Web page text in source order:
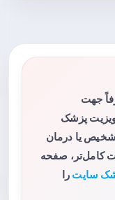
جهت
پزشک
یا درمان
کامل‌تر، صفحه
سایت را